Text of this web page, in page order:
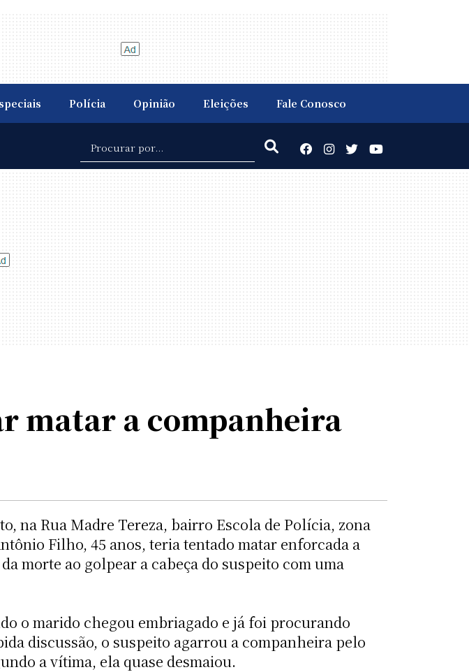
Polícia Opinião Eleições Fale Conosco
matar a companheira
na Rua Madre Tereza, bairro Escola de Polícia, zona
Filho, 45 anos, teria tentado matar enforcada a
morte ao golpear a cabeça do suspeito com uma
o marido chegou embriagado e já foi procurando
discussão, o suspeito agarrou a companheira pelo
a vítima, ela quase desmaiou.